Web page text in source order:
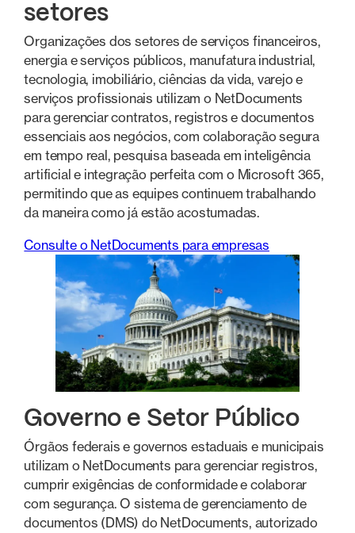
setores
Organizações dos setores de serviços financeiros,
energia e serviços públicos, manufatura industrial,
tecnologia, imobiliário, ciências da vida, varejo e
serviços profissionais utilizam o NetDocuments
para gerenciar contratos, registros e documentos
essenciais aos negócios, com colaboração segura
em tempo real, pesquisa baseada em inteligência
artificial e integração perfeita com o Microsoft 365,
permitindo que as equipes continuem trabalhando
da maneira como já estão acostumadas.
Consulte o NetDocuments para empresas
Governo e Setor Público
Órgãos federais e governos estaduais e municipais
utilizam o NetDocuments para gerenciar registros,
cumprir exigências de conformidade e colaborar
com segurança. O sistema de gerenciamento de
documentos (DMS) do NetDocuments, autorizado